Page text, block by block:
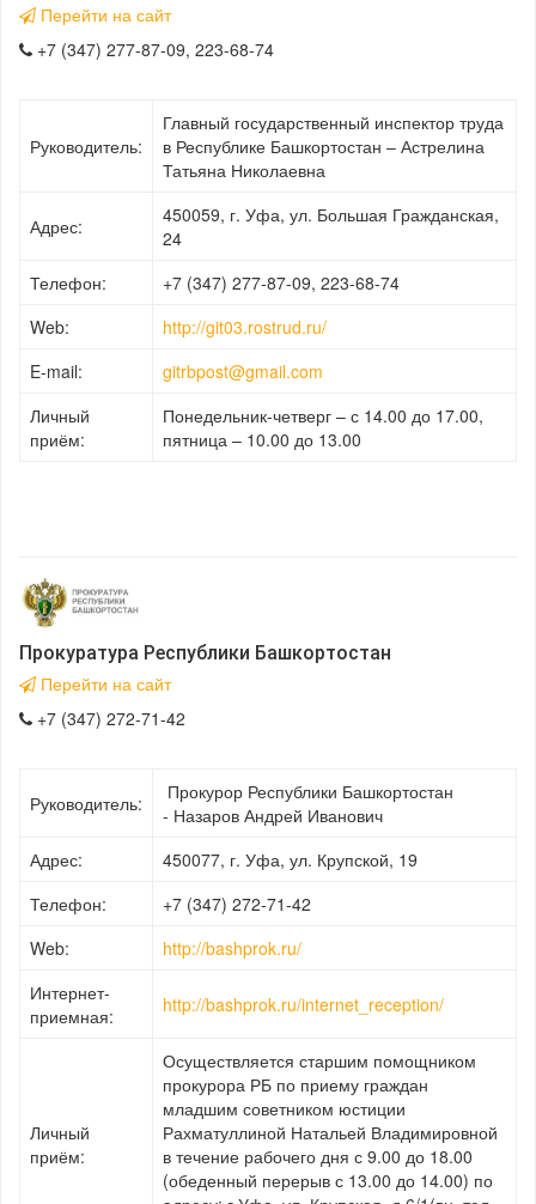
Перейти на сайт
+7 (347) 277-87-09, 223-68-74
Руководитель:
Главный государственный инспектор труда
в Республике Башкортостан – Астрелина
Татьяна Николаевна
Адрес:
450059, г. Уфа, ул. Большая Гражданская,
24
Телефон:
+7 (347) 277-87-09, 223-68-74
Web:
http://git03.rostrud.ru/
E-mail:
gitrbpost@gmail.com
Личный
приём:
Понедельник-четверг – с 14.00 до 17.00,
пятница – 10.00 до 13.00
Прокуратура Республики Башкортостан
Перейти на сайт
+7 (347) 272-71-42
Руководитель:
Прокурор Республики Башкортостан
- Назаров Андрей Иванович
Адрес:
450077, г. Уфа, ул. Крупской, 19
Телефон:
+7 (347) 272-71-42
Web:
http://bashprok.ru/
Интернет-
приемная:
http://bashprok.ru/internet_reception/
Личный
приём:
Осуществляется старшим помощником
прокурора РБ по приему граждан
младшим советником юстиции
Рахматуллиной Натальей Владимировной
в течение рабочего дня с 9.00 до 18.00
(обеденный перерыв с 13.00 до 14.00) по